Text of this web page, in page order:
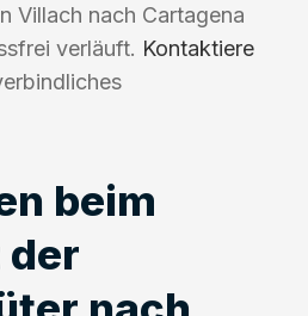
Villach nach Cartagena
verläuft. Kontaktiere
beim
der